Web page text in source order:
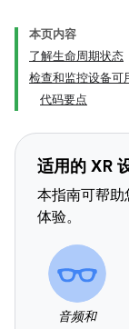
本页内容
了解生命周期状态
检查和监控设备可
代码要点
适用的 XR
本指南可帮助
体验。
音频和